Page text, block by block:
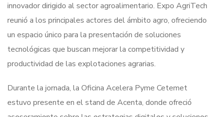
innovador dirigido al sector agroalimentario. Expo AgriTech
reunió a los principales actores del ámbito agro, ofreciendo
un espacio único para la presentación de soluciones
tecnológicas que buscan mejorar la competitividad y
productividad de las explotaciones agrarias.
Durante la jornada, la Oficina Acelera Pyme Cetemet
estuvo presente en el stand de Acenta, donde ofreció